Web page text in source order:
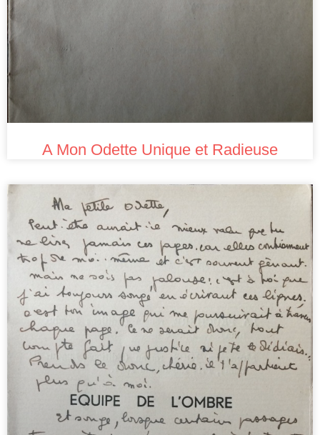
A Mon Odette Unique et Radieuse